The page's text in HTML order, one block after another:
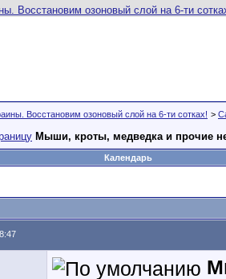
Восстановим озоновый слой на 6-ти сотках! >
Мыши, кроты, медведка и прочие
Календарь